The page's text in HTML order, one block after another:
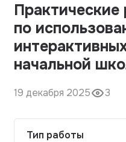
О компании
Наши гарантии
Порядок оплаты
Контакты
по
начальной
19 декабря 2025 3
Тип работы